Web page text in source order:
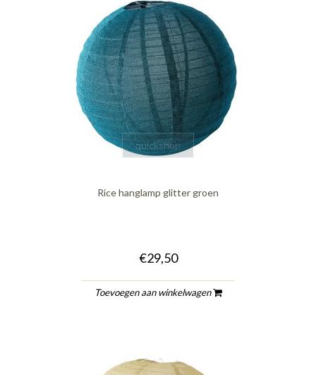
quickshop
Rice hanglamp glitter groen
€29,50
Toevoegen aan winkelwagen